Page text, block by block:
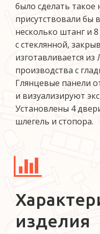
было сделать такое
присутствовали бы
несколько штанг и
с стеклянной,
изготавливается
производства с
Глянцевые панели
и визуализируют
Установлены 4
шлегель и стопора.
изделия